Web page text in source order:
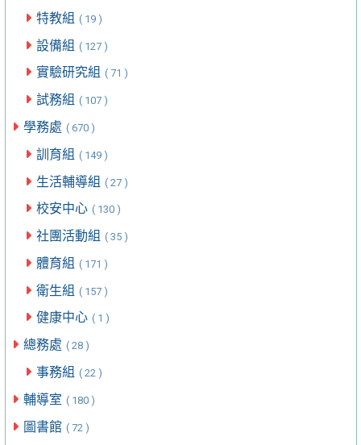
特教組 ( 19 )
設備組 ( 127 )
實驗研究組 ( 71 )
試務組 ( 107 )
學務處 ( 670 )
訓育組 ( 149 )
生活輔導組 ( 27 )
校安中心 ( 130 )
社團活動組 ( 35 )
體育組 ( 171 )
衛生組 ( 157 )
健康中心 ( 1 )
總務處 ( 28 )
事務組 ( 22 )
輔導室 ( 180 )
圖書館 ( 72 )